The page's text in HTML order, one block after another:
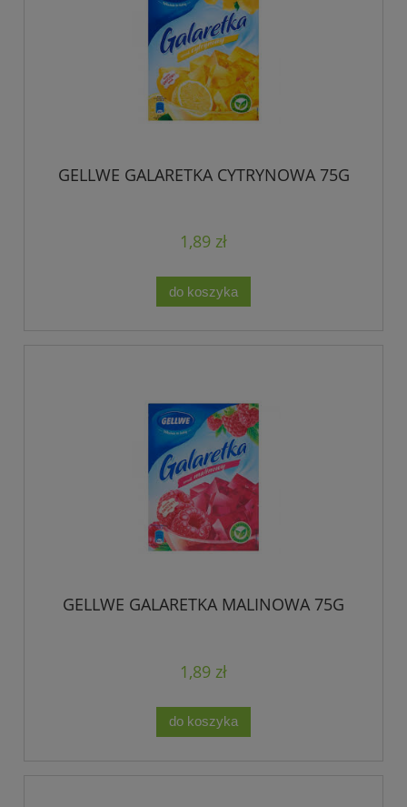
GELLWE GALARETKA CYTRYNOWA 75G
1,89 zł
do koszyka
GELLWE GALARETKA MALINOWA 75G
1,89 zł
do koszyka